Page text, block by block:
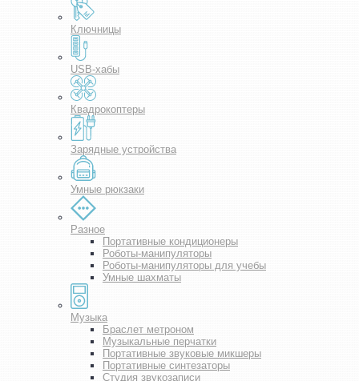
Ключницы
USB-хабы
Квадрокоптеры
Зарядные устройства
Умные рюкзаки
Разное
Портативные кондиционеры
Роботы-манипуляторы
Роботы-манипуляторы для учебы
Умные шахматы
Музыка
Браслет метроном
Музыкальные перчатки
Портативные звуковые микшеры
Портативные синтезаторы
Студия звукозаписи